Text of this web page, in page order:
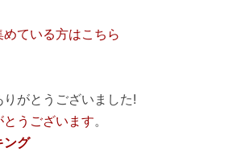
ている方はこちら
がとうございました!
うございます。
ング